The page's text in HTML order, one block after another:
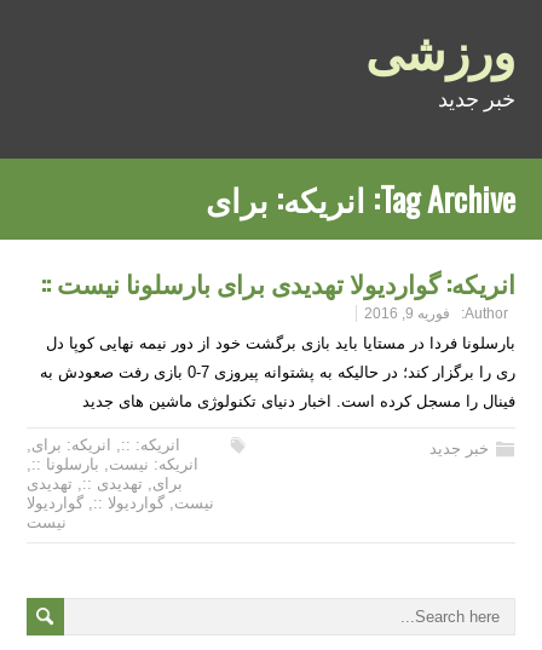
ورزشی
خبر جدید
Tag Archive: انریکه: برای
انریکه: گواردیولا تهدیدی برای بارسلونا نیست ::
Author: فوریه 9, 2016
بارسلونا فردا در مستایا باید بازی برگشت خود از دور نیمه نهایی کوپا دل
ری را برگزار کند؛ در حالیکه به پشتوانه پیروزی 7-0 بازی رفت صعودش به
فینال را مسجل کرده است. اخبار دنیای تکنولوژی ماشین های جدید
خبر جدید انریکه: ::, انریکه: برای,
انریکه: نیست, بارسلونا ::,
برای, تهدیدی ::, تهدیدی
نیست, گواردیولا ::, گواردیولا
نیست